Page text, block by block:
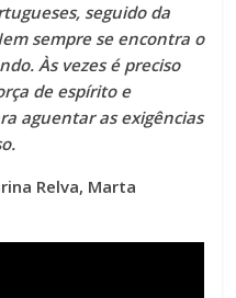
seguido da
sempre se encontra o
Às vezes é preciso
de espírito e
aguentar as exigências
Relva, Marta